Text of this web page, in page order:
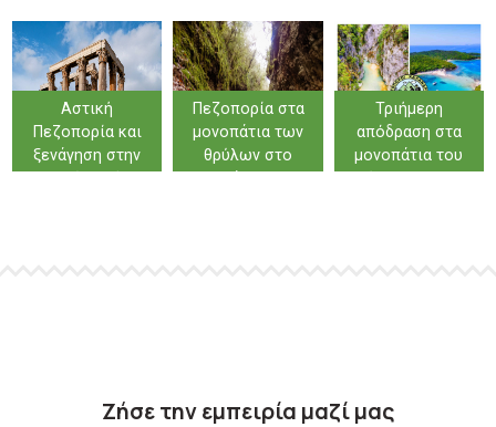
Αστική
Πεζοπορία και
ξενάγηση στην
Πεζοπορία στα
μονοπάτια των
θρύλων στο
Τριήμερη
απόδραση στα
μονοπάτια του
Ζήσε την εμπειρία μαζί μας